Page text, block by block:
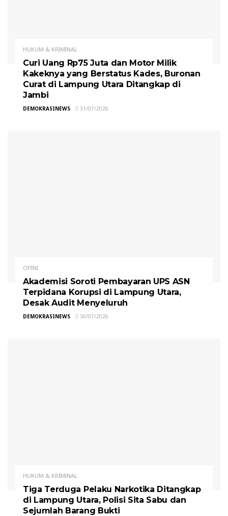
HUKUM & KRIMINAL
Curi Uang Rp75 Juta dan Motor Milik
Kakeknya yang Berstatus Kades, Buronan
Curat di Lampung Utara Ditangkap di
Jambi
DEMOKRASINEWS 31/07/2026
OPINI
Akademisi Soroti Pembayaran UPS ASN
Terpidana Korupsi di Lampung Utara,
Desak Audit Menyeluruh
DEMOKRASINEWS 30/07/2026
HUKUM & KRIMINAL
Tiga Terduga Pelaku Narkotika Ditangkap
di Lampung Utara, Polisi Sita Sabu dan
Sejumlah Barang Bukti